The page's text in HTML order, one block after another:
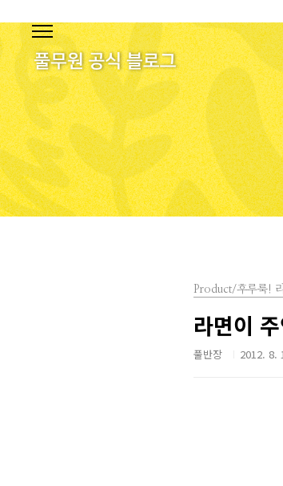
Product/후루룩! 라
라면이
풀반장 2012. 8.